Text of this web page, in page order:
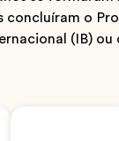
concluíram o
(IB) ou